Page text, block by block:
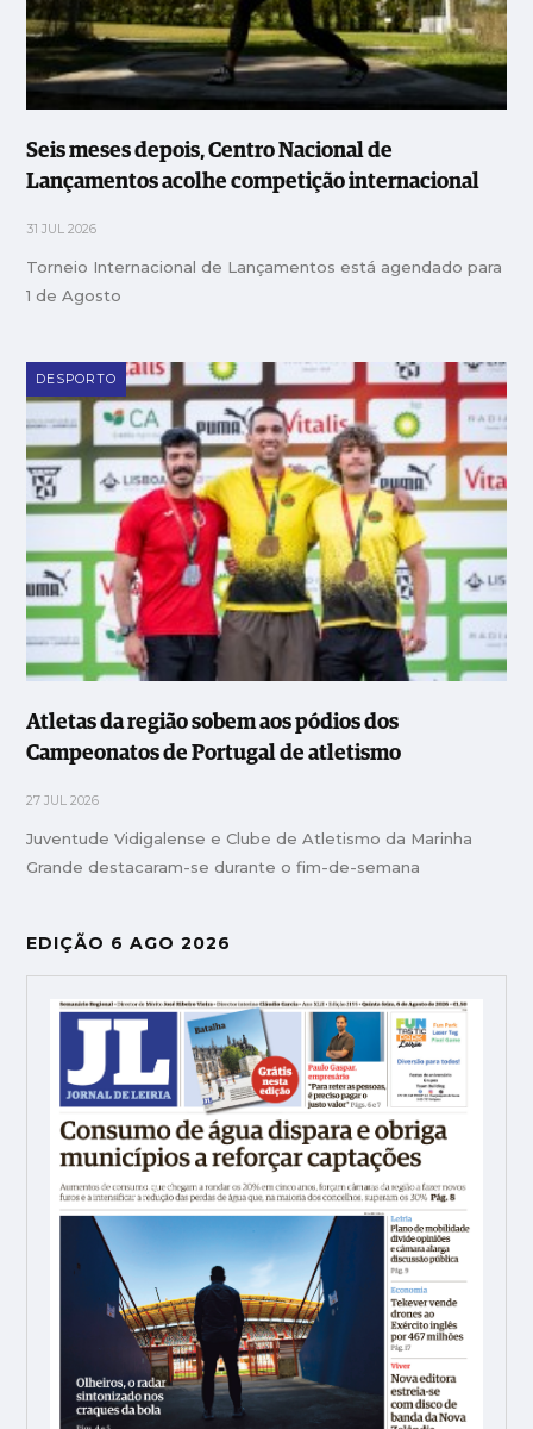
Seis meses depois, Centro Nacional de
Lançamentos acolhe competição internacional
31 JUL 2026
Torneio Internacional de Lançamentos está agendado para
1 de Agosto
DESPORTO
Atletas da região sobem aos pódios dos
Campeonatos de Portugal de atletismo
27 JUL 2026
Juventude Vidigalense e Clube de Atletismo da Marinha
Grande destacaram-se durante o fim-de-semana
EDIÇÃO 6 AGO 2026